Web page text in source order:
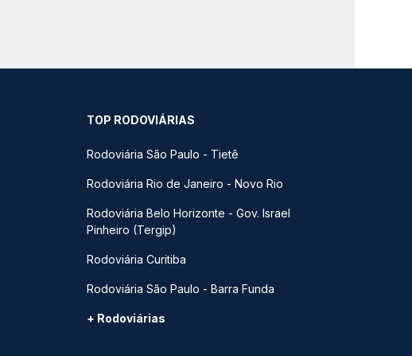
TOP RODOVIÁRIAS
Rodoviária São Paulo - Tietê
Rodoviária Rio de Janeiro - Novo Rio
Rodoviária Belo Horizonte - Gov. Israel
Pinheiro (Tergip)
Rodoviária Curitiba
Rodoviária São Paulo - Barra Funda
+ Rodoviárias